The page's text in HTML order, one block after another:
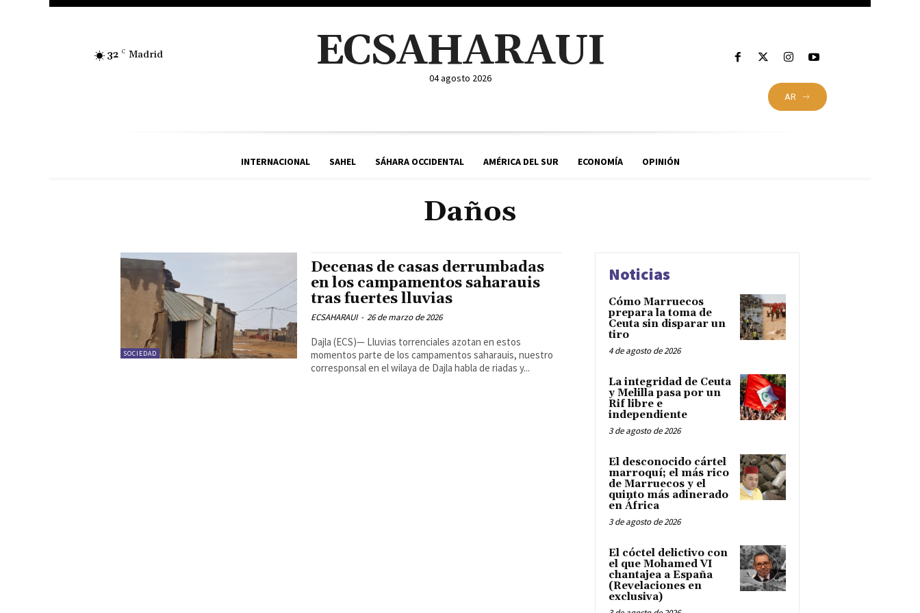
32 C Madrid ECSAHARAUI
04 agosto 2026
AR
INTERNACIONAL SAHEL SÁHARA OCCIDENTAL AMÉRICA DEL SUR ECONOMÍA OPINIÓN
Daños
SOCIEDAD
Decenas de casas derrumbadas
en los campamentos saharauis
tras fuertes lluvias
ECSAHARAUI - 26 de marzo de 2026
Dajla (ECS)— Lluvias torrenciales azotan en estos
momentos parte de los campamentos saharauis, nuestro
corresponsal en el wilaya de Dajla habla de riadas y...
Noticias
Cómo Marruecos
prepara la toma de
Ceuta sin disparar un
tiro
4 de agosto de 2026
La integridad de Ceuta
y Melilla pasa por un
Rif libre e
independiente
3 de agosto de 2026
El desconocido cártel
marroquí; el más rico
de Marruecos y el
quinto más adinerado
en África
3 de agosto de 2026
El cóctel delictivo con
el que Mohamed VI
chantajea a España
(Revelaciones en
exclusiva)